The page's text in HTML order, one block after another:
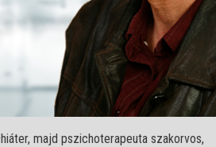
majd pszichoterapeuta szakorvos,